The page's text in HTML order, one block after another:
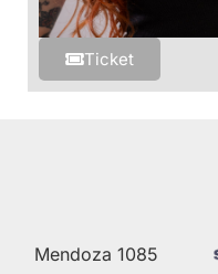
Ticket
Mendoza 1085